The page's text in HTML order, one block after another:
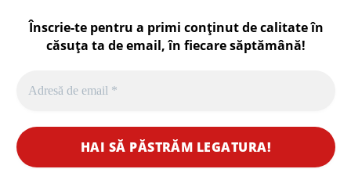
Înscrie-te pentru a primi conținut de calitate în
căsuța ta de email, în fiecaresăptămână!